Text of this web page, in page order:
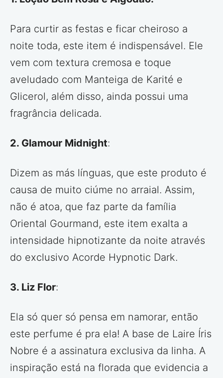
Para curtir as festas e ficar cheiroso a
noite toda, este item é indispensável. Ele
vem com textura cremosa e toque
aveludado com Manteiga de Karité e
Glicerol, além disso, ainda possui uma
fragrância delicada.
2. Glamour Midnight:
Dizem as más línguas, que este produto é
causa de muito ciúme no arraial. Assim,
não é atoa, que faz parte da família
Oriental Gourmand, este item exalta a
intensidade hipnotizante da noite através
do exclusivo Acorde Hypnotic Dark.
3. Liz Flor:
Ela só quer só pensa em namorar, então
este perfume é pra ela! A base de Laire Íris
Nobre é a assinatura exclusiva da linha. A
inspiração está na florada que evidencia a